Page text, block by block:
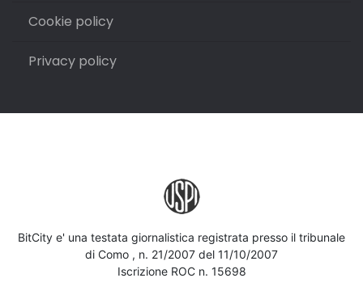
Cookie policy
Privacy policy
BitCity e' una testata giornalistica registrata presso il tribunale
di Como , n. 21/2007 del 11/10/2007
Iscrizione ROC n. 15698